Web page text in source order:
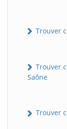
Trouver
Trouver
Saône
Trouver